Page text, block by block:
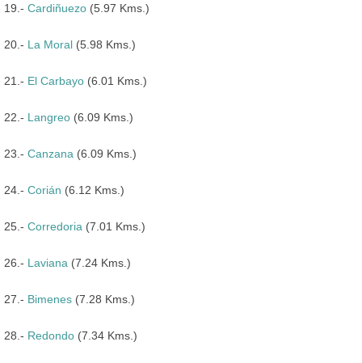
19.- Cardiñuezo (5.97 Kms.)
20.- La Moral (5.98 Kms.)
21.- El Carbayo (6.01 Kms.)
22.- Langreo (6.09 Kms.)
23.- Canzana (6.09 Kms.)
24.- Corián (6.12 Kms.)
25.- Corredoria (7.01 Kms.)
26.- Laviana (7.24 Kms.)
27.- Bimenes (7.28 Kms.)
28.- Redondo (7.34 Kms.)